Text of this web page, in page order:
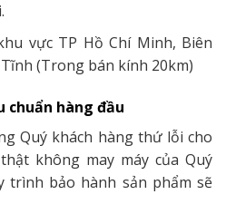
vực TP Hồ Chí Minh, Biên
(Trong bán kính 20km)
chuẩn hàng đầu
Quý khách hàng thứ lỗi cho
không may máy của Quý
trình bảo hành sản phẩm sẽ